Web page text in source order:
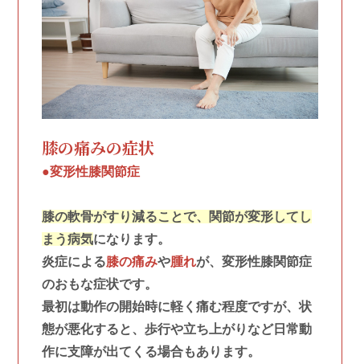
膝の痛みの症状
●変形性膝関節症
膝の軟骨がすり減ることで、関節が変形してし
まう病気になります。
炎症による膝の痛みや腫れが、変形性膝関節症
のおもな症状です。
最初は動作の開始時に軽く痛む程度ですが、状
態が悪化すると、歩行や立ち上がりなど日常動
作に支障が出てくる場合もあります。